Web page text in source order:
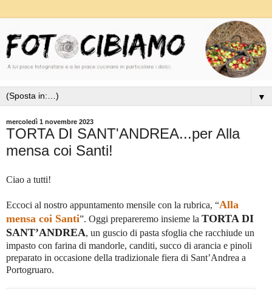
▼
mercoledì 1 novembre 2023
TORTA DI SANT'ANDREA...per Alla
mensa coi Santi!
Ciao a tutti!
Eccoci al nostro appuntamento mensile con la rubrica, “Alla
mensa coi Santi”. Oggi prepareremo insieme la TORTA DI
SANT’ANDREA, un guscio di pasta sfoglia che racchiude un
impasto con farina di mandorle, canditi, succo di arancia e pinoli
preparato in occasione della tradizionale fiera di Sant’Andrea a
Portogruaro.